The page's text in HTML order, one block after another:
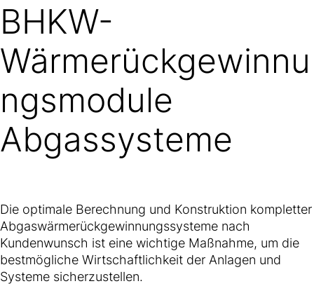
BHKW-
Wärmerückgewinnu
ngsmodule
Abgassysteme
Die optimale Berechnung und Konstruktion kompletter
Abgaswärmerückgewinnungssysteme nach
Kundenwunsch ist eine wichtige Maßnahme, um die
bestmögliche Wirtschaftlichkeit der Anlagen und
Systeme sicherzustellen.